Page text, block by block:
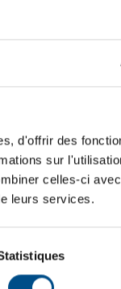
d'offrir des
sur
celles-ci
leurs services.
d'exploitation:
processeur:
l'écran:
carte SIM:
arrière: